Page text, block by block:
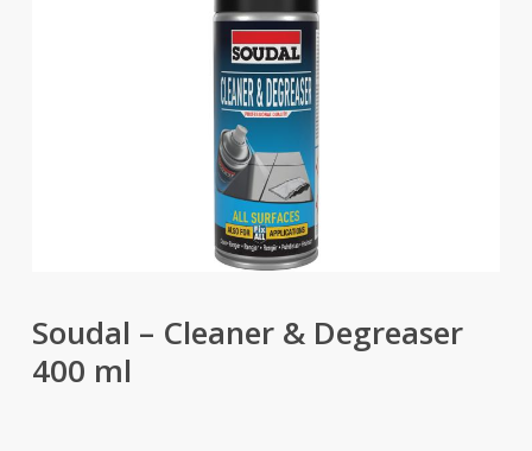
Soudal – Cleaner & Degreaser
400 ml